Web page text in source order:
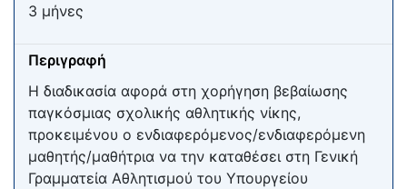
3 μήνες
Περιγραφή
Η διαδικασία αφορά στη χορήγηση βεβαίωσης
παγκόσμιας σχολικής αθλητικής νίκης,
προκειμένου ο ενδιαφερόμενος/ενδιαφερόμενη
μαθητής/μαθήτρια να την καταθέσει στη Γενική
Γραμματεία Αθλητισμού του Υπουργείου